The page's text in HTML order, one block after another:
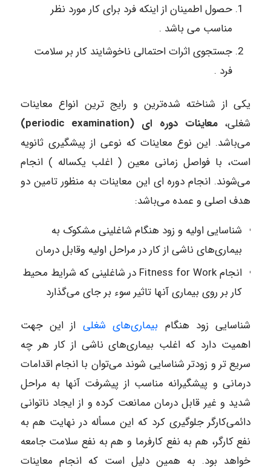
حصول اطمینان از اینکه فرد برای کار مورد نظر
مناسب می باشد .
جستجوی اثرات احتمالی ناخوشایند کار بر سلامت
فرد .
یکی از شناخته شده‌ترین و رایج ترین انواع معاینات
شغلی،معاینات دوره ای (periodic examination)
می‌باشد. این نوع معاینات که نوعی از پیشگیری ثانویه
است، با فواصل زمانی معین ( اغلب یکساله ) انجام
می‌شوند. انجام دوره ای این معاینات به منظور تامین دو
هدف اصلی و عمده می‌باشد:
شناسایی اولیه و زود هنگام شاغلینی مشکوک به
بیماری‌های ناشی از کار در مراحل اولیه وقابل درمان
انجام Fitness for Work در شاغلینی که شرایط محیط
کار بر روی بیماری آنها تاثیر سوء بر جای می‌گذارد
شناسایی زود هنگام بیماری‌های شغلی از این جهت
اهمیت دارد که اغلب بیماری‌های ناشی از کار هر چه
سریع تر و زودتر شناسایی شوند می‌توان با انجام اقدامات
درمانی و پیشگیرانه مناسب از پیشرفت آنها به مراحل
شدید و غیر قابل درمان ممانعت کرده و از ایجاد ناتوانی
دائمی‌کارگر جلوگیری کرد که این مسأله در نهایت هم به
نفع کارگر، هم به نفع کارفرما و هم به نفع سلامت جامعه
خواهد بود. به همین دلیل است که انجام معاینات